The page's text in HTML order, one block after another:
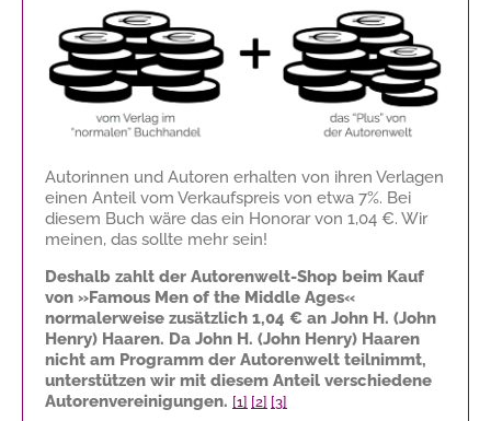
Autorinnen und Autoren erhalten von ihren Verlagen
einen Anteil vom Verkaufspreis von etwa 7%. Bei
diesem Buch wäre das ein Honorar von 1,04 €. Wir
meinen, das sollte mehr sein!
Deshalb zahlt der Autorenwelt-Shop beim Kauf
von »Famous Men of the Middle Ages«
normalerweise zusätzlich 1,04 € an John H. (John
Henry) Haaren. Da John H. (John Henry) Haaren
nicht am Programm der Autorenwelt teilnimmt,
unterstützen wir mit diesem Anteil verschiedene
Autorenvereinigungen. [1] [2] [3]